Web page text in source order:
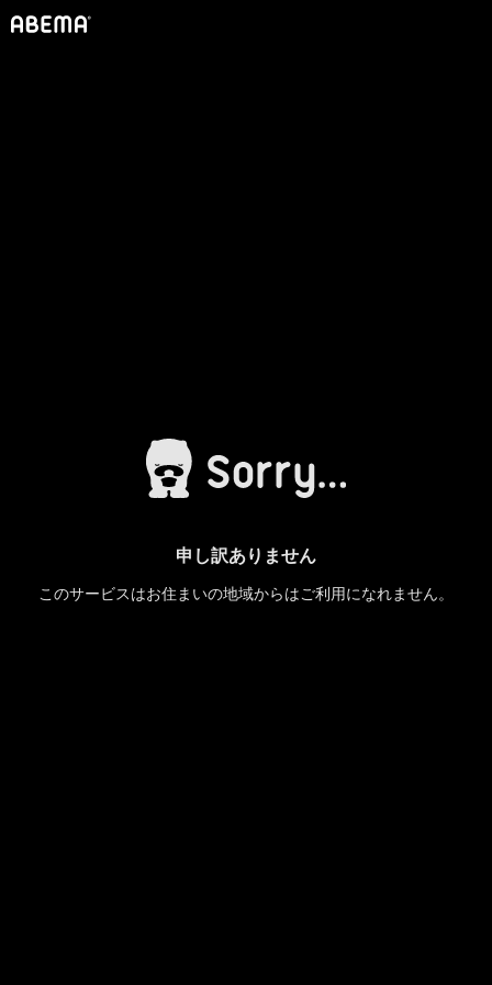
申し訳ありません
このサービスはお住まいの地域からはご利用になれません。